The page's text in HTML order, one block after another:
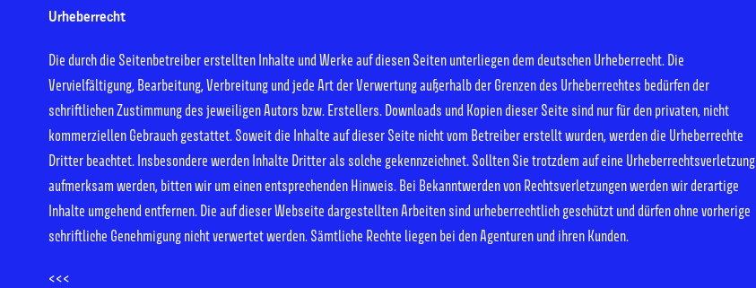
Urheberrecht
Die durch die Seitenbetreiber erstellten Inhalte und Werke auf diesen Seiten unterliegen dem deutschen Urheberrecht. Die
Vervielfältigung, Bearbeitung, Verbreitung und jede Art der Verwertung außerhalb der Grenzen des Urheberrechtes bedürfen der
schriftlichen Zustimmung des jeweiligen Autors bzw. Erstellers. Downloads und Kopien dieser Seite sind nur für den privaten, nicht
kommerziellen Gebrauch gestattet. Soweit die Inhalte auf dieser Seite nicht vom Betreiber erstellt wurden, werden die Urheberrechte
Dritter beachtet. Insbesondere werden Inhalte Dritter als solche gekennzeichnet. Sollten Sie trotzdem auf eine Urheberrechtsverletzung
aufmerksam werden, bitten wir um einen entsprechenden Hinweis. Bei Bekanntwerden von Rechtsverletzungen werden wir derartige
Inhalte umgehend entfernen. Die auf dieser Webseite dargestellten Arbeiten sind urheberrechtlich geschützt und dürfen ohne vorherige
schriftliche Genehmigung nicht verwertet werden. Sämtliche Rechte liegen bei den Agenturen und ihren Kunden.
<<<